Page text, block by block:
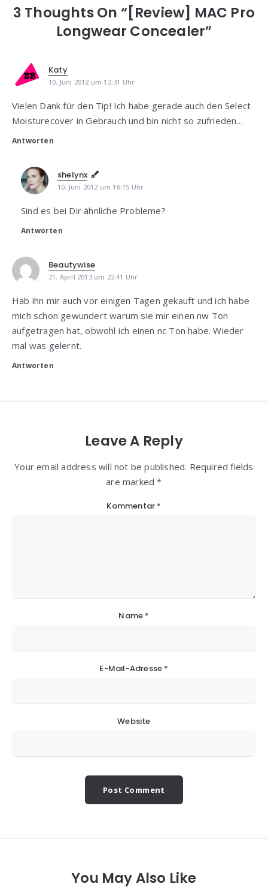
3 Thoughts On “[Review] MAC Pro
Longwear Concealer”
Katy
10. Juni 2012 um 12:31 Uhr
Vielen Dank für den Tip! Ich habe gerade auch den Select
Moisturecover in Gebrauch und bin nicht so zufrieden…
Antworten
shelynx
10. Juni 2012 um 16:15 Uhr
Sind es bei Dir ähnliche Probleme?
Antworten
Beautywise
21. April 2013 um 22:41 Uhr
Hab ihn mir auch vor einigen Tagen gekauft und ich habe
mich schon gewundert warum sie mir einen nw Ton
aufgetragen hat, obwohl ich einen nc Ton habe. Wieder
mal was gelernt.
Antworten
Leave A Reply
Your email address will not be published. Required fields
are marked *
Kommentar *
Name *
E-Mail-Adresse *
Website
You May Also Like